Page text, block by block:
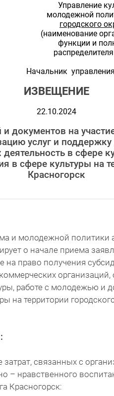
Управление
молодежной
городского
(наименование
функции и
Начальник
ИЗВЕЩЕНИЕ
22.10.2024
документов на
услуг и
в сфере
в сфере культуры на
Красногорск
и молодежной политики
о начале приема
на право получения
работе с молодежью и
на территории
связанных с
– нравственного
Красногорск: